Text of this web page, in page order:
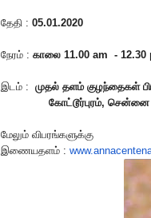
தேதி : 05.01.2020
நேரம் : காலை 11.00 am - 12.30
இடம் : முதல் தளம் குழந்தைகள்
கோட்டூர்புரம், சென்னை
மேலும் விபரங்களுக்கு
இணையதளம் :